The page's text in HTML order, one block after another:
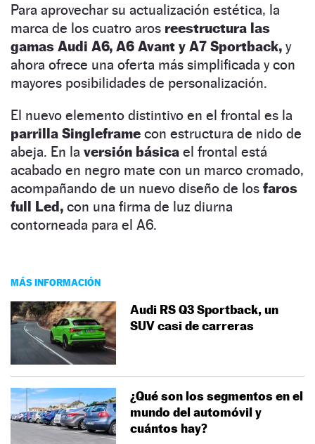
Para aprovechar su actualización estética, la
marca de los cuatro aros reestructura las
gamas Audi A6, A6 Avant y A7 Sportback, y
ahora ofrece una oferta más simplificada y con
mayores posibilidades de personalización.
El nuevo elemento distintivo en el frontal es la
parrilla Singleframe con estructura de nido de
abeja. En la versión básica el frontal está
acabado en negro mate con un marco cromado,
acompañando de un nuevo diseño de los faros
full Led, con una firma de luz diurna
contorneada para el A6.
MÁS INFORMACIÓN
Audi RS Q3 Sportback, un
SUV casi de carreras
¿Qué son los segmentos en el
mundo del automóvil y
cuántos hay?